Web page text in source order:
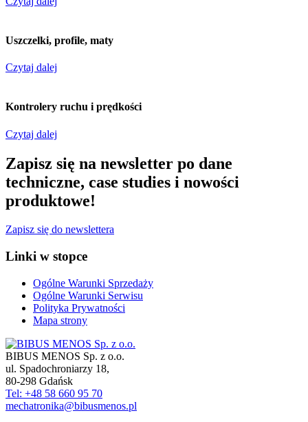
Uszczelki, profile, maty
Czytaj dalej
Kontrolery ruchu i prędkości
Czytaj dalej
Zapisz się na newsletter po dane
techniczne, case studies i nowości
produktowe!
Zapisz się do newslettera
Linki w stopce
Ogólne Warunki Sprzedaży
Ogólne Warunki Serwisu
Polityka Prywatności
Mapa strony
BIBUS MENOS Sp. z o.o.
ul. Spadochroniarzy 18,
80-298 Gdańsk
Tel: +48 58 660 95 70
mechatronika@bibusmenos.pl